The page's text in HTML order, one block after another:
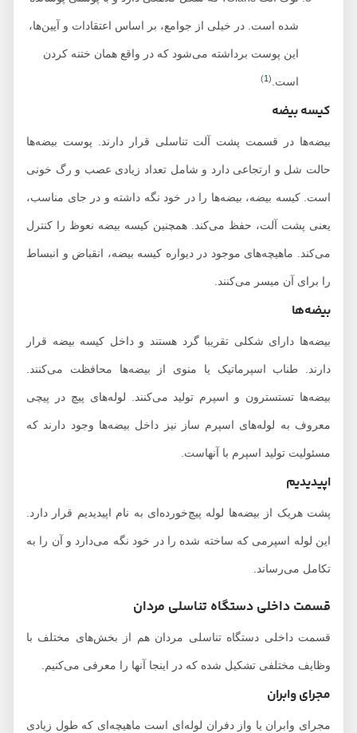
شده است. در خیلی از جوامع، بر اساس اعتقادات و آیین‌ها،
این پوست برداشته می‌شود که در واقع همان ختنه کردن
است.
کیسه بیضه
بیضه‌ها در قسمت پشت آلت تناسلی قرار دارند. پوست بیضه‌ها
حالت شل و ارتجاعی دارد و شامل تعداد زیادی عصب و رگ خونی
است. کیسه بیضه، بیضه‌ها را در خود نگه داشته و در جای مناسب،
یعنی پشت آلت، حفظ می‌کند. همچنین کیسه بیضه نعوظ را کنترل
می‌کند. ماهیچه‌های موجود در دیواره کیسه بیضه، انقباض و انبساط
را برای آن میسر می‌کنند.
بیضه‌ها
بیضه‌ها دارای شکلی تقریبا گرد هستند و داخل کیسه بیضه قرار
دارند. طناب اسپرماتیک یا منوی از بیضه‌ها محافظت می‌کنند.
بیضه‌ها تستسترون و اسپرم تولید می‌کنند. لوله‌های پیچ در پیچی
معروف به لوله‌های اسپرم ساز نیز داخل بیضه‌ها وجود دارند که
مسئولیت تولید اسپرم با آنهاست.
اپیدیدیم
پشت هریک از بیضه‌ها لوله پیچ‌خورده‌ای به نام اپیدیدیم قرار دارد.
این لوله اسپرمی که ساخته شده را در خود نگه می‌دارد و آن را به
تکامل می‌رساند.
قسمت داخلی دستگاه تناسلی مردان
قسمت داخلی دستگاه تناسلی مردان هم از بخش‌های مختلف با
وظایف مختلفی تشکیل شده که در اینجا آنها را معرفی می‌کنیم.
مجرای وابران
مجرای وابران یا واز دفران لوله‌ای است ماهیچه‌ای که طول زیادی